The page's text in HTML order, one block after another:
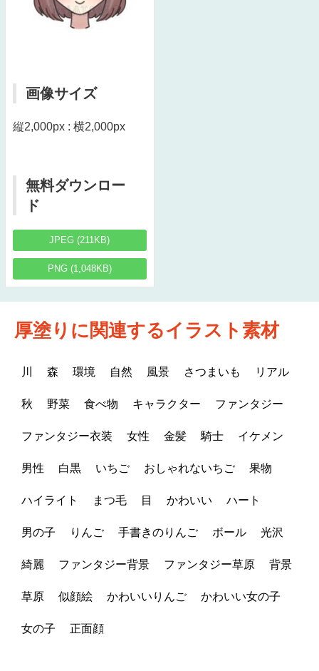
画像サイズ
縦2,000px : 横2,000px
無料ダウンロー
ド
JPEG (211KB)
PNG (1,048KB)
厚塗りに関連するイラスト素材
川 森 環境 自然 風景 さつまいも リアル
秋 野菜 食べ物 キャラクター ファンタジー
ファンタジー衣装 女性 金髪 騎士 イケメン
男性 白黒 いちご おしゃれないちご 果物
ハイライト まつ毛 目 かわいい ハート
男の子 りんご 手書きのりんご ボール 光沢
綺麗 ファンタジー背景 ファンタジー草原 背景
草原 似顔絵 かわいいりんご かわいい女の子
女の子 正面顔